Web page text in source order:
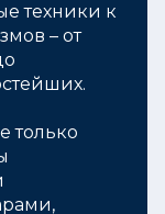
техники к
– от
только